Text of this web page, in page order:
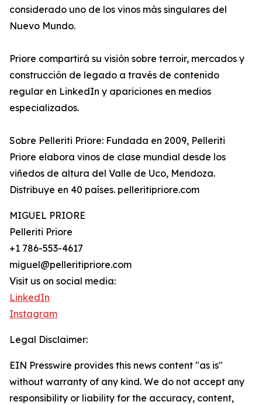
considerado uno de los vinos más singulares del
Nuevo Mundo.
Priore compartirá su visión sobre terroir, mercados y
construcción de legado a través de contenido
regular en LinkedIn y apariciones en medios
especializados.
Sobre Pelleriti Priore: Fundada en 2009, Pelleriti
Priore elabora vinos de clase mundial desde los
viñedos de altura del Valle de Uco, Mendoza.
Distribuye en 40 países. pelleritipriore.com
MIGUEL PRIORE
Pelleriti Priore
+1 786-553-4617
miguel@pelleritipriore.com
Visit us on social media:
LinkedIn
Instagram
Legal Disclaimer:
EIN Presswire provides this news content "as is"
without warranty of any kind. We do not accept any
responsibility or liability for the accuracy, content,